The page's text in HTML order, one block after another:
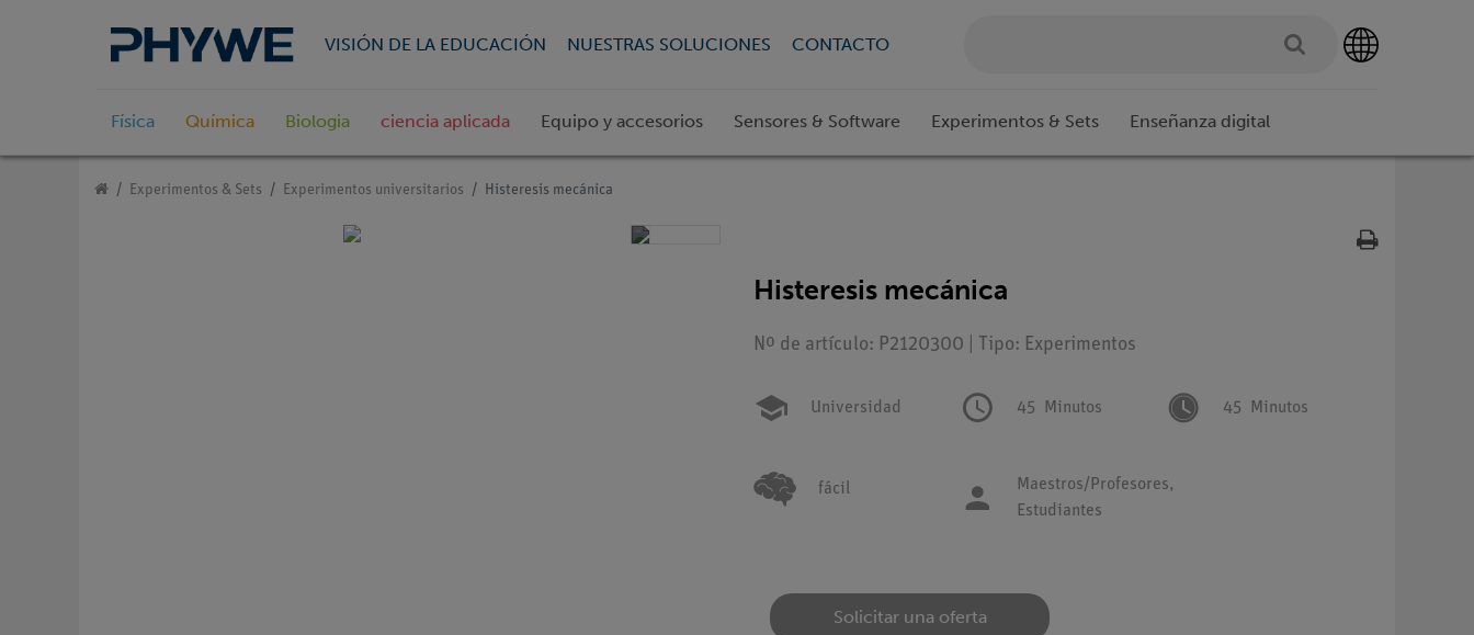
VISIÓN DE LA EDUCACIÓN NUESTRAS SOLUCIONES CONTACTO
Física Química Biologia ciencia aplicada Equipo y accesorios Sensores & Software Experimentos & Sets Enseñanza digital
Experimentos & Sets Experimentos universitarios Histeresis mecánica
Histeresis mecánica
Nº de artículo: P2120300 | Tipo: Experimentos
Universidad 45 Minutos 45 Minutos
fácil
Maestros/Profesores,
Estudiantes
Solicitar una oferta